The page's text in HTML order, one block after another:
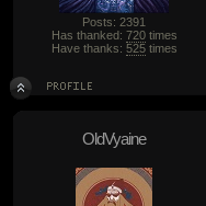
Posts: 2391
Has thanked: 720times
Have thanks: 525times
OldVyaine